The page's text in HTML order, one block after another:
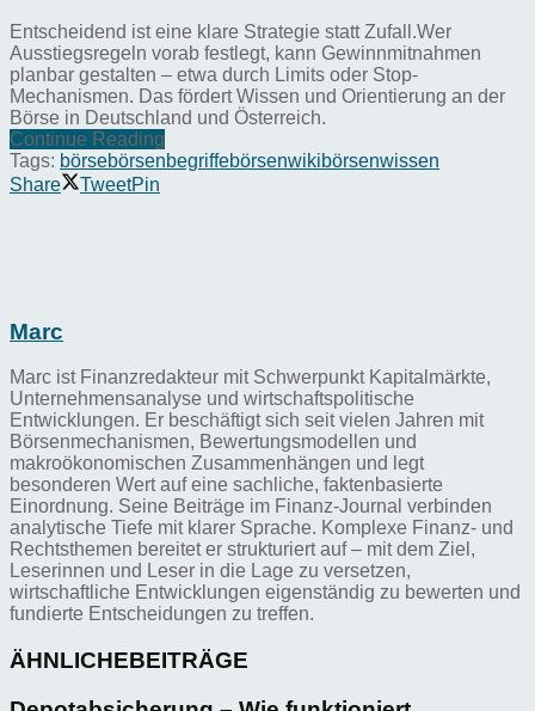
Entscheidend ist eine klare Strategie statt Zufall.Wer
Ausstiegsregeln vorab festlegt, kann Gewinnmitnahmen
planbar gestalten – etwa durch Limits oder Stop-
Mechanismen. Das fördert Wissen und Orientierung an der
Börse in Deutschland und Österreich.
Continue Reading
Tags: börsebörsenbegriffebörsenwikibörsenwissen
Share
TweetPin
Marc
Marc ist Finanzredakteur mit Schwerpunkt Kapitalmärkte,
Unternehmensanalyse und wirtschaftspolitische
Entwicklungen. Er beschäftigt sich seit vielen Jahren mit
Börsenmechanismen, Bewertungsmodellen und
makroökonomischen Zusammenhängen und legt
besonderen Wert auf eine sachliche, faktenbasierte
Einordnung. Seine Beiträge im Finanz-Journal verbinden
analytische Tiefe mit klarer Sprache. Komplexe Finanz- und
Rechtsthemen bereitet er strukturiert auf – mit dem Ziel,
Leserinnen und Leser in die Lage zu versetzen,
wirtschaftliche Entwicklungen eigenständig zu bewerten und
fundierte Entscheidungen zu treffen.
ÄHNLICHEBEITRÄGE